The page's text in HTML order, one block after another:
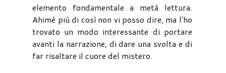
elemento fondamentale a metà lettura.
Ahimè più di così non vi posso dire, ma l'ho
trovato un modo interessante di portare
avanti la narrazione, di dare una svolta e di
far risaltare il cuore del mistero.